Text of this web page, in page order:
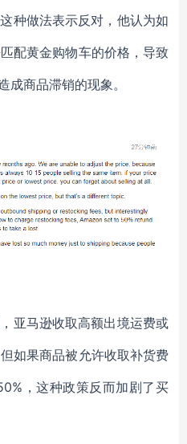
种做法表示反对，他认为如
配黄金购物车的价格，导致
商品滞销的现象。
亚马逊收取高额出境运费或
如果商品被允许收取补货费
，这种政策反而加剧了买